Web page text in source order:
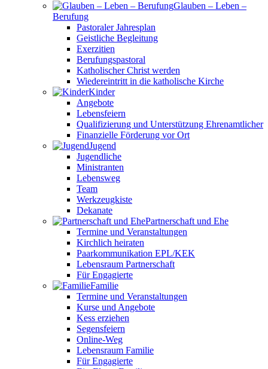
Glauben – Leben –
Berufung
Pastoraler Jahresplan
Geistliche Begleitung
Exerzitien
Berufungspastoral
Katholischer Christ werden
Wiedereintritt in die katholische Kirche
Kinder
Angebote
Lebensfeiern
Qualifizierung und Unterstützung Ehrenamtlicher
Finanzielle Förderung vor Ort
Jugend
Jugendliche
Ministranten
Lebensweg
Team
Werkzeugkiste
Dekanate
Partnerschaft und Ehe
Termine und Veranstaltungen
Kirchlich heiraten
Paarkommunikation EPL/KEK
Lebensraum Partnerschaft
Für Engagierte
Familie
Termine und Veranstaltungen
Kurse und Angebote
Kess erziehen
Segensfeiern
Online-Weg
Lebensraum Familie
Für Engagierte